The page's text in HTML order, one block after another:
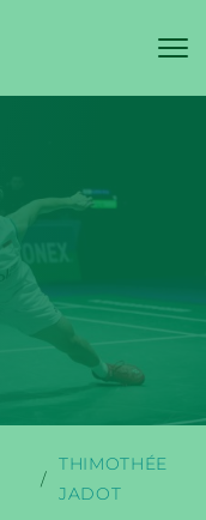
THIMOTHÉE
JADOT